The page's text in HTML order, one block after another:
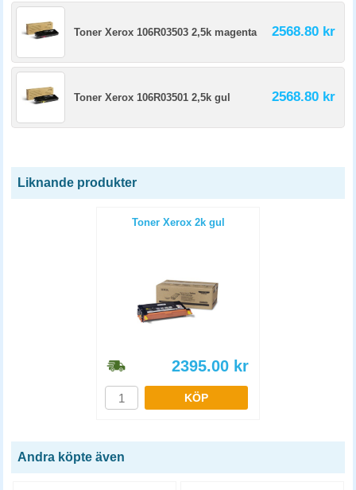
Toner Xerox 106R03503 2,5k magenta 2568.80 kr
Toner Xerox 106R03501 2,5k gul 2568.80 kr
Liknande produkter
Toner Xerox 2k gul
2395.00 kr
KÖP
Andra köpte även